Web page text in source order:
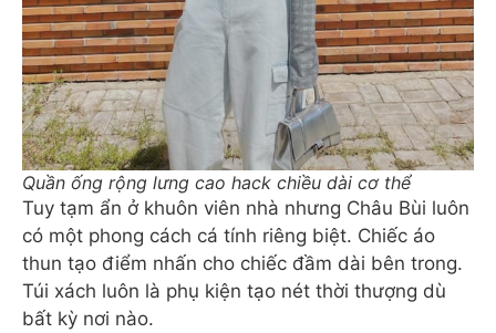
Quần ống rộng lưng cao hack chiều dài cơ thể
Tuy tạm ẩn ở khuôn viên nhà nhưng Châu Bùi luôn
có một phong cách cá tính riêng biệt. Chiếc áo
thun tạo điểm nhấn cho chiếc đầm dài bên trong.
Túi xách luôn là phụ kiện tạo nét thời thượng dù
bất kỳ nơi nào.